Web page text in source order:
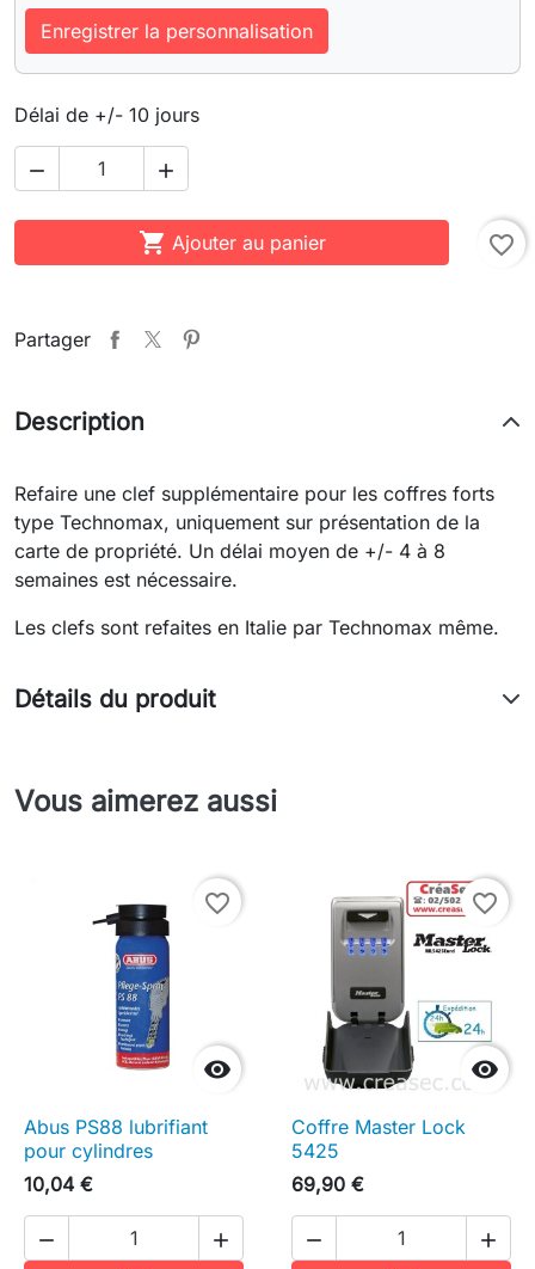
Enregistrer la personnalisation
Délai de +/- 10 jours
 
 Ajouter au panier favorite_border
Partager
Description
Refaire une clef supplémentaire pour les coffres forts
type Technomax, uniquement sur présentation de la
carte de propriété. Un délai moyen de +/- 4 à 8
semaines est nécessaire.
Les clefs sont refaites en Italie par Technomax même.
Détails du produit
Vous aimerez aussi

favorite_border
Abus PS88 lubrifiant
pour cylindres
10,04 €
 

favorite_border
Coffre Master Lock
5425
69,90 €
 